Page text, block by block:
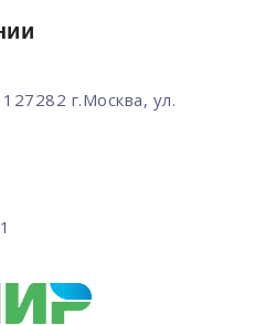
г.Москва, ул.